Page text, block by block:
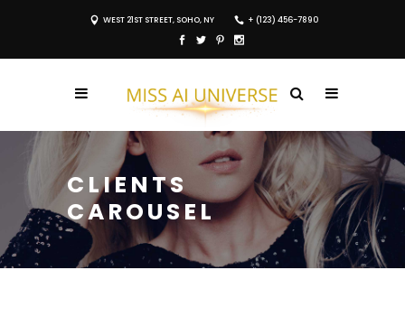
WEST 21ST STREET, SOHO, NY + (123) 456-7890
CLIENTS
CAROUSEL